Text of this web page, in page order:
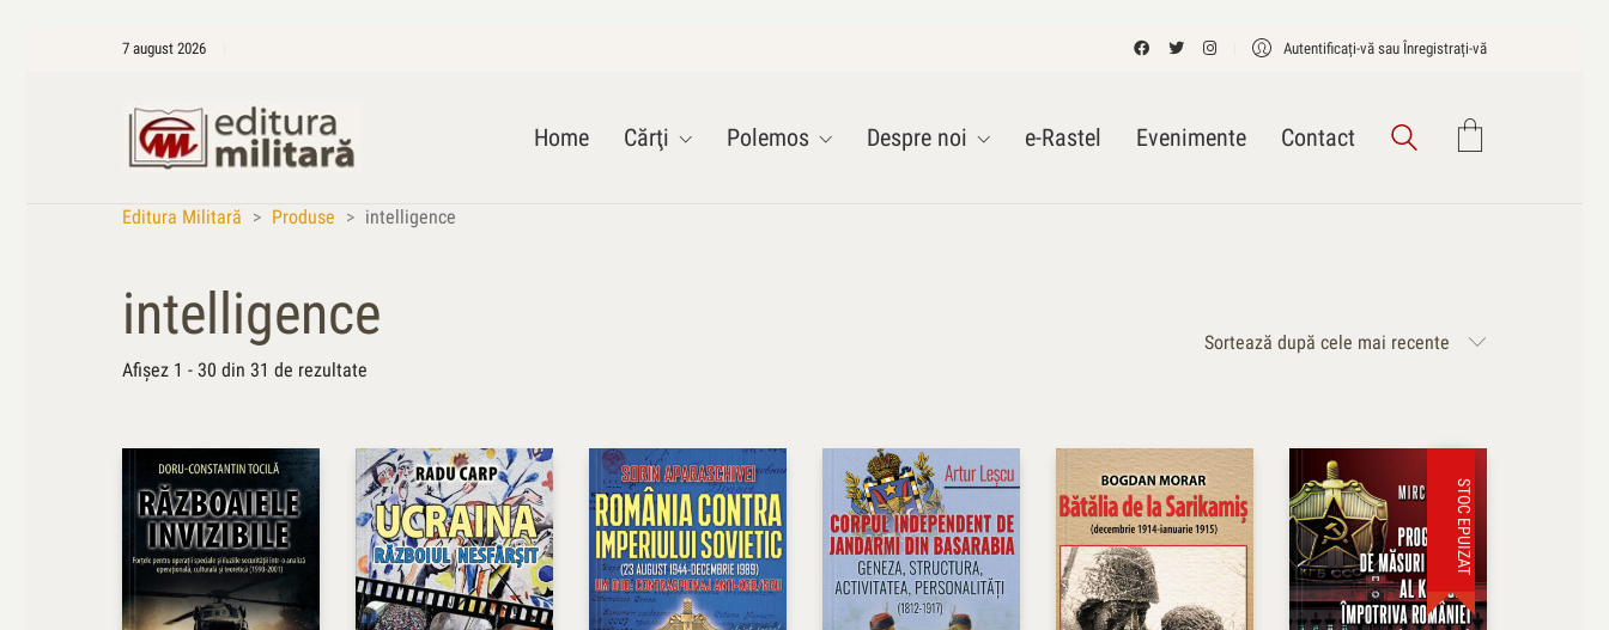
7 august 2026 Autentificați-vă sau Înregistrați-vă
Home Cărţi Polemos Despre noi e-Rastel Evenimente Contact
Editura Militară > Produse > intelligence
intelligence
Afișez 1 - 30 din 31 de rezultate
mai
recente
Sortează după cele mai recente
STOC EPUIZAT